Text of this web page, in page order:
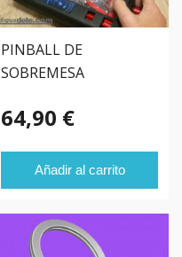
PINBALL DE
SOBREMESA
64,90 €
Añadir al carrito